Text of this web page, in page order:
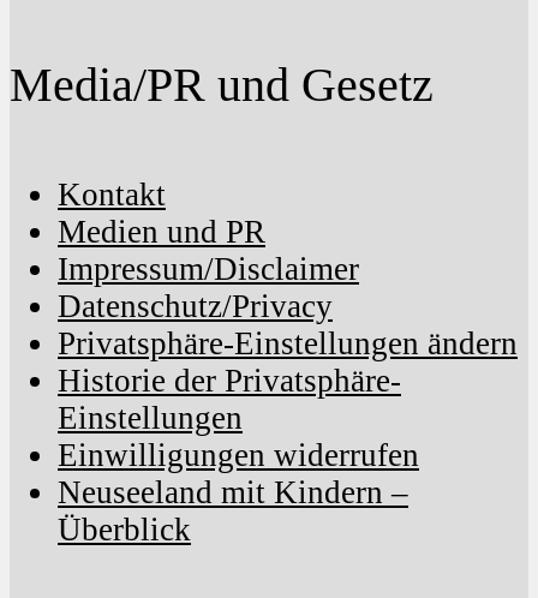
Media/PR und Gesetz
Kontakt
Medien und PR
Impressum/Disclaimer
Datenschutz/Privacy
Privatsphäre-Einstellungen ändern
Historie der Privatsphäre-
Einstellungen
Einwilligungen widerrufen
Neuseeland mit Kindern –
Überblick